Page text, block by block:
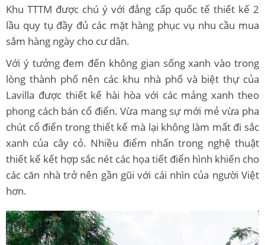
Khu TTTM được chú ý với đẳng cấp quốc tế thiết kế 2
lầu quy tụ đầy đủ các mặt hàng phục vụ nhu cầu mua
sắm hàng ngày cho cư dân.
Với ý tưởng đem đến không gian sống xanh vào trong
lòng thành phố nên các khu nhà phố và biệt thự của
Lavilla được thiết kế hài hòa với các mảng xanh theo
phong cách bán cổ điển. Vừa mang sự mới mẻ vừa pha
chút cổ điển trong thiết kế mà lại không làm mất đi sắc
xanh của cây cỏ. Nhiều điểm nhấn trong nghệ thuật
thiết kế kết hợp sắc nét các họa tiết điển hình khiến cho
các căn nhà trở nên gần gũi với cái nhìn của người Việt
hơn.